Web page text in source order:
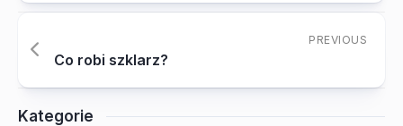
PREVIOUS
Co robi szklarz?
Kategorie